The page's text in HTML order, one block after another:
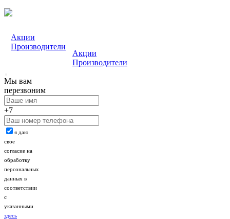
Акции
Производители
Акции
Производители
Мы вам
перезвоним
+7
я даю
свое
согласие на
обработку
персональных
данных в
соответствии
с
указанными
здесь